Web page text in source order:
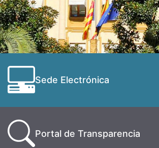
Sede Electrónica
Portal de Transparencia